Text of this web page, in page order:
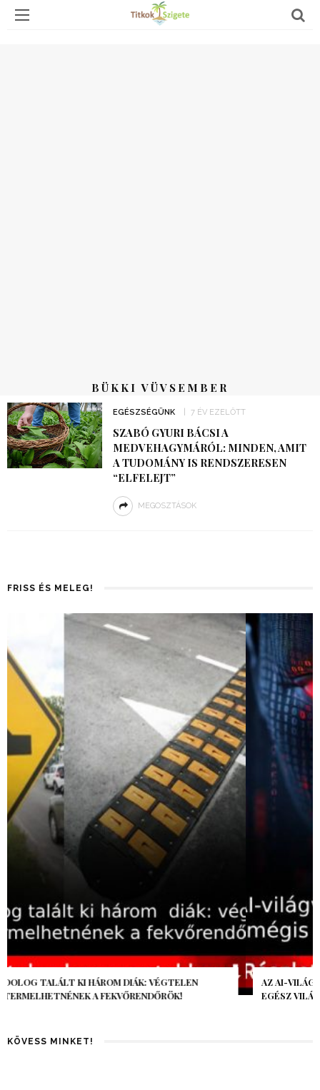
BÜKKI VÜVSEMBER
EGÉSZSÉGÜNK 7 ÉV EZELŐTT
SZABÓ GYURI BÁCSI A
MEDVEHAGYMÁRÓL: MINDEN, AMIT
A TUDOMÁNY IS RENDSZERESEN
“ELFELEJT”
MEGOSZTÁSOK
FRISS ÉS MELEG!
AZ AI-VILÁGVÉGE ÁRNYÉKA, CSAK PÁR ÓRA VOLT, MÉGIS AZ
EGÉSZ VILÁG MEGÉREZTE…
KÖVESS MINKET!